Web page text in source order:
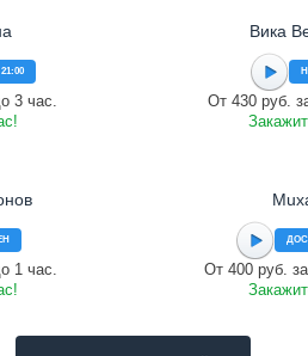
3 час.
Вика
От 430 руб.
1 час.
От 400 руб.